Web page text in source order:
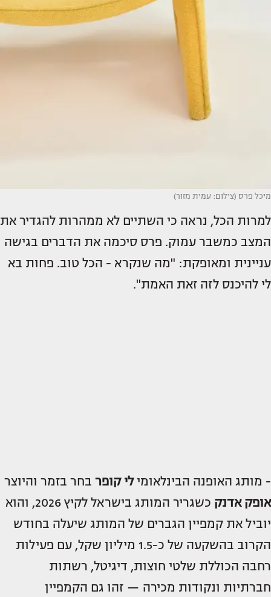
מיכל פרס (צילום: עמית מזור)
למרות הכל, נראה כי השתיים לא ממהרות להגדיר את
המצב כמשבר עמוק. פרס סיכמה את הדברים בגישה
עניינית ומאופקת: "מה שנקרא - הכל טוב. פחות בא
לי להיכנס לזה זאת האמת".
- מותג האופנה הבינלאומילי קופר בחר בזמר והיוצר
אופק אדנק
כשגריר המותג בישראל לקיץ 2026, והוא
יוביל את קמפיין הגברים של המותג שיעלה בחודש
הקרוב בהשקעה של כ-1.5 מיליון שקל, עם פעילות
רחבה הכוללת שלטי חוצות, דיגיטל, רשתות
חברתיות ונקודות מכירה — זהו גם הקמפיין